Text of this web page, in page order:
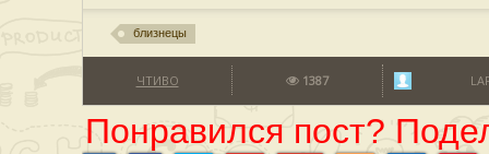
близнецы
ЧТИВО 1387
Понравился пост?